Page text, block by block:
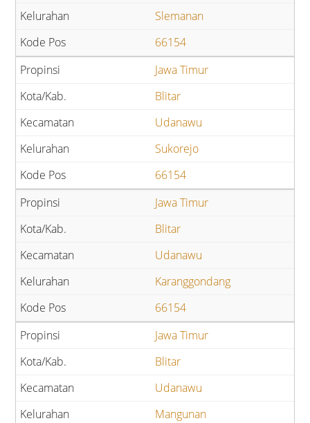
Slemanan
66154
Jawa Timur
Blitar
Udanawu
Sukorejo
66154
Jawa Timur
Blitar
Udanawu
Karanggondang
66154
Jawa Timur
Blitar
Udanawu
Mangunan